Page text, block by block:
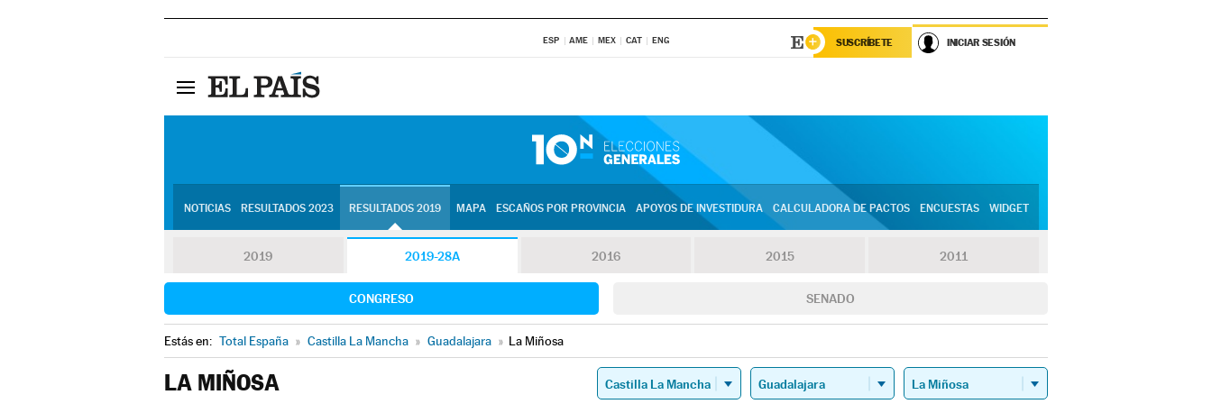
ESP AME MEX CAT ENG SUSCRÍBETE INICIAR SESIÓN
NOTICIAS RESULTADOS 2023 RESULTADOS 2019 MAPA ESCAÑOS POR PROVINCIA APOYOS DE INVESTIDURA CALCULADORA DE PACTOS ENCUESTAS WIDGET
2019 2019-28A 2016 2015 2011
CONGRESO SENADO
Estás en: Total España » Castilla La Mancha » Guadalajara » La Miñosa
LA MIÑOSA